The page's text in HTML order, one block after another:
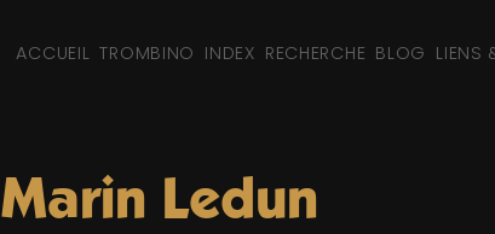
ACCUEIL TROMBINO INDEX RECHERCHE BLOG LIENS
Marin Ledun